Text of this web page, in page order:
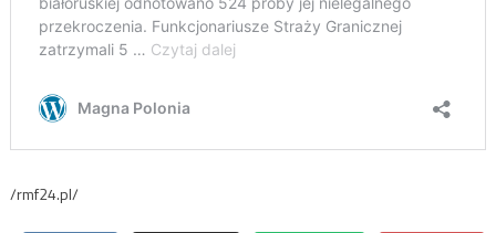
/rmf24.pl/